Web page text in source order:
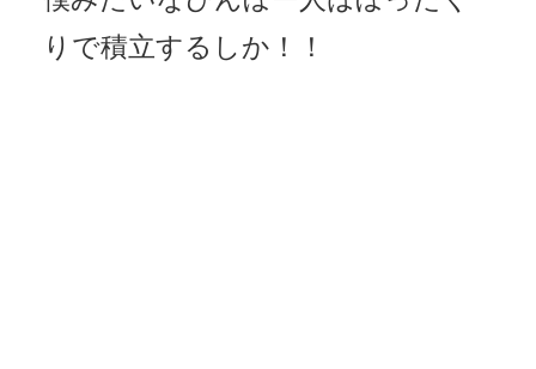
りで積立するしか！！